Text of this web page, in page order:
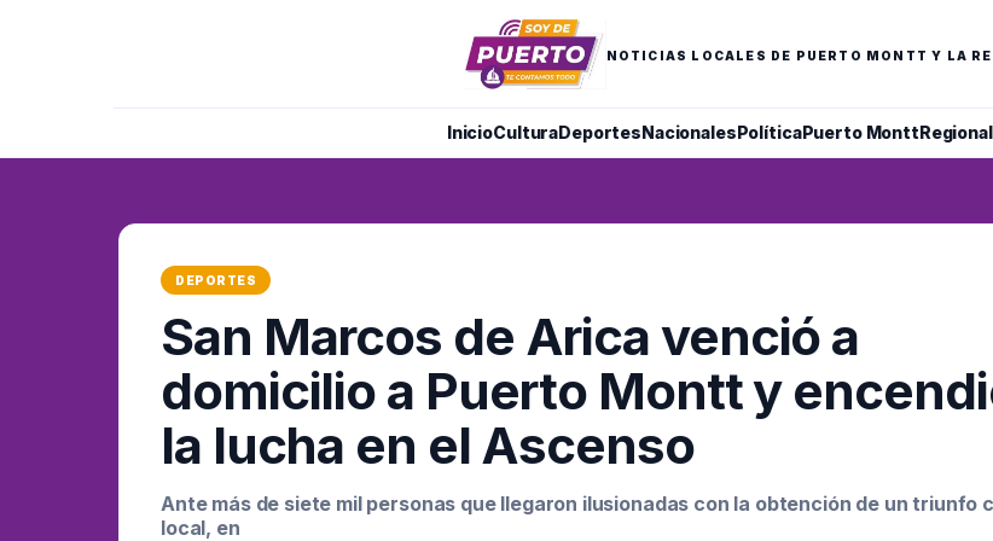
NOTICIAS LOCALES DE PUERTO MONTT Y LA
InicioCulturaDeportesNacionalesPolíticaPuerto Montt
DEPORTES
San Marcos de Arica venció a
domicilio a Puerto Montt y
la lucha en el Ascenso
Ante más de siete mil personas que llegaron ilusionadas con la obtención de un triunfo
local, en